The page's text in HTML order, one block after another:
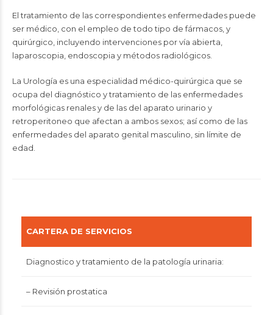
El tratamiento de las correspondientes enfermedades puede
ser médico, con el empleo de todo tipo de fármacos, y
quirúrgico, incluyendo intervenciones por vía abierta,
laparoscopia, endoscopia y métodos radiológicos.
La Urología es una especialidad médico-quirúrgica que se
ocupa del diagnóstico y tratamiento de las enfermedades
morfológicas renales y de las del aparato urinario y
retroperitoneo que afectan a ambos sexos; así como de las
enfermedades del aparato genital masculino, sin límite de
edad.
CARTERA DE SERVICIOS
Diagnostico y tratamiento de la patología urinaria:
– Revisión prostatica